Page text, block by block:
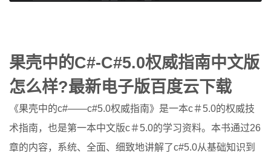
果壳中的C#-C#5.0权威指南中文版
怎么样?最新电子版百度云下载
《果壳中的c#——c#5.0权威指南》是一本c＃5.0的权威技
术指南，也是第一本中文版c＃5.0的学习资料。本书通过26
章的内容，系统、全面、细致地讲解了c#5.0从基础知识到